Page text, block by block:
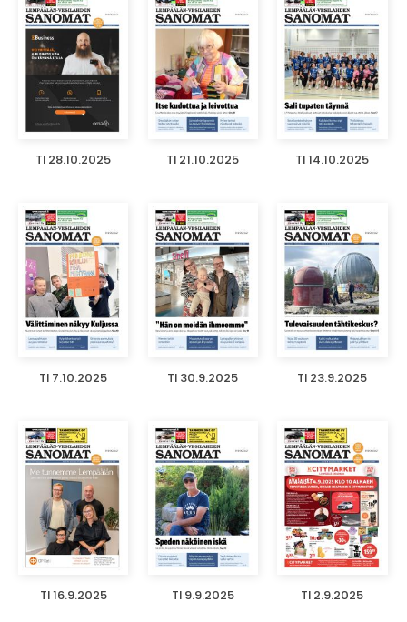
TI 28.10.2025 TI 21.10.2025 TI 14.10.2025
TI 7.10.2025 TI 30.9.2025 TI 23.9.2025
TI 16.9.2025 TI 9.9.2025 TI 2.9.2025